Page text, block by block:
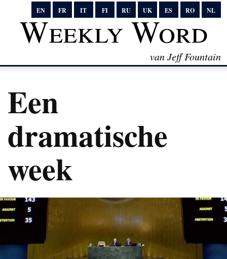
EN FR IT FI RU UK ES RO NL
Weekly Word
van Jeff Fountain
Een
dramatische
week